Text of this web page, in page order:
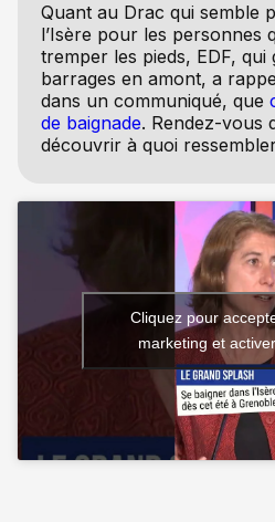
Quant au Drac qui semble
l’Isère pour les personnes
tremper les pieds, EDF, qui
barrages en amont, a
dans un communiqué, que
de baignade. Rendez-vous
découvrir à quoi
Cliquez pour
marketing et